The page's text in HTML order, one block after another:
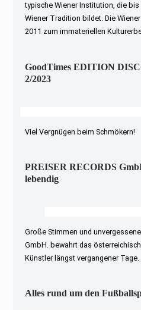
typische Wiener Institution, die
Wiener Tradition bildet. Die
2011 zum immateriellen Kulturerbe
GoodTimes EDITION
2/2023
Viel Vergnügen beim Schmökern!
PREISER RECORDS
lebendig
Große Stimmen und
GmbH. bewahrt das
Künstler längst vergangener Tage.
Alles rund um den